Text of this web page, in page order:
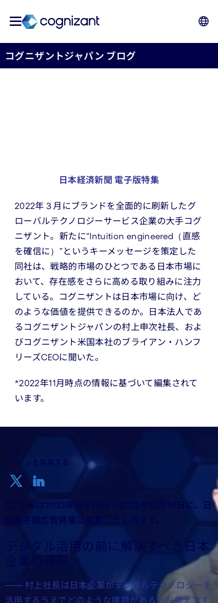
コグニザントジャパン ブログ
日本経済新聞 電子版特集
2022年３月にブランドを全面的に刷新したグ
ローバルテクノロジーサービス企業の大手コグ
ニザント。新たに“Intuition engineered（直感
を確信に）”というキーメッセージを策定した
同社は、戦略的市場のひとつである日本市場に
おいて、存在感をさらに高める取り組みに注力
している。コグニザントは日本市場に向け、ど
のような価値を提供できるのか。日本法人であ
るコグニザントジャパンの村上申次社長、およ
びコグニザント米国本社のブライアン・ハンフ
リーズCEOに聞いた。
*2022年11月時点の情報に基づいて編集されて
います。
ページを共有する
*こちらは2022年11月30日～2022年12月29日に、日
経電子版広告特集に掲載したものです。
デジタル活用の前に解決すべき日本
―― 村上社長は日本企業がデジタルテクノロジーを
活用するうえでどのような課題があるとお考えです